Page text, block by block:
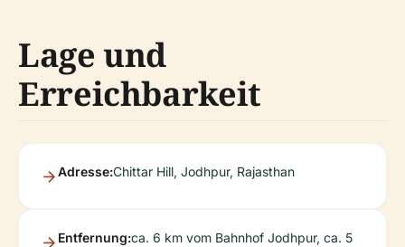
Lage und
Erreichbarkeit
Adresse:Chittar Hill, Jodhpur, Rajasthan
Entfernung:ca. 6 km vom Bahnhof Jodhpur, ca. 5